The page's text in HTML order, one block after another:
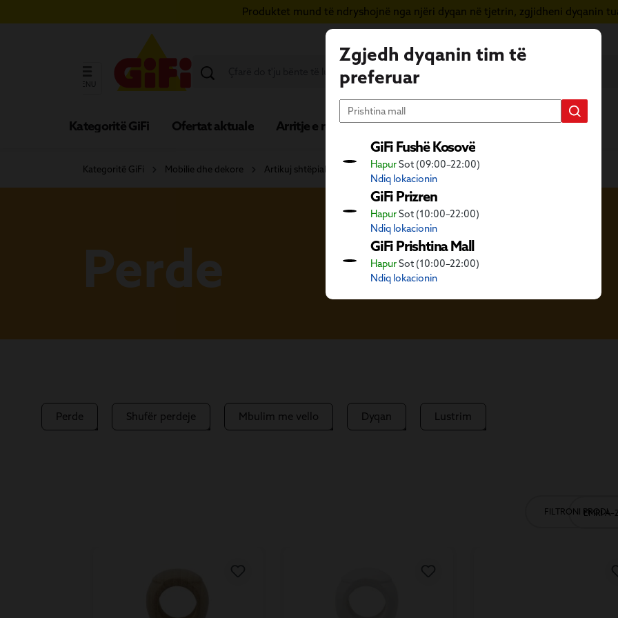
Produktet mund të ndryshojnë nga njëri dyqan në tjetrin, zgjidheni dyqanin
MENU
Zgjedh dyqanin tim të
preferuar
GiFi Fushë Kosovë
HapurSot (09:00–22:00)
Ndiq lokacionin
GiFi Prizren
HapurSot (10:00–22:00)
Ndiq lokacionin
GiFi Prishtina Mall
HapurSot (10:00–22:00)
Ndiq lokacionin
Kategoritë GiFi Ofertat aktuale Arritje e re Vera në GiFi Fletushka
Kategoritë GiFi Mobilie dhe dekore Artikuj shtëpiak nga tekstili Perde
Perde
Perde Shufër perdeje Mbulim me vello Dyqan Lustrim
FILTRONI